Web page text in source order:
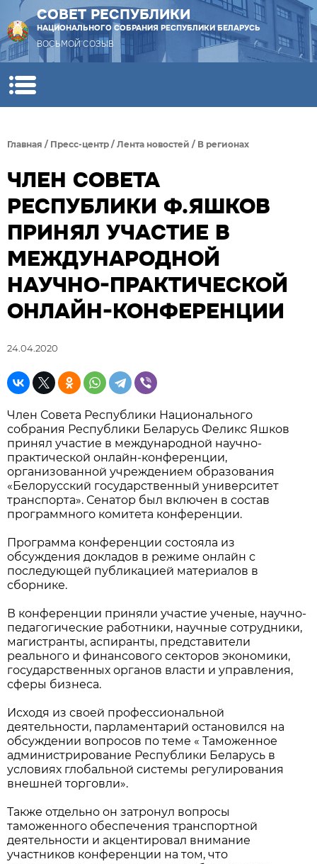
СОВЕТ РЕСПУБЛИКИ
НАЦИОНАЛЬНОГО СОБРАНИЯ РЕСПУБЛИКИ БЕЛАРУСЬ
ВОСЬМОЙ СОЗЫВ
Главная / Пресс-центр / Лента новостей / В регионах
ЧЛЕН СОВЕТА
РЕСПУБЛИКИ Ф.ЯШКОВ
ПРИНЯЛ УЧАСТИЕ В
МЕЖДУНАРОДНОЙ
НАУЧНО-ПРАКТИЧЕСКОЙ
ОНЛАЙН-КОНФЕРЕНЦИИ
24.04.2020
Член Совета Республики Национального
собрания Республики Беларусь Феликс Яшков
принял участие в международной научно-
практической онлайн-конференции,
организованной учреждением образования
«Белорусский государственный университет
транспорта». Сенатор был включен в состав
программного комитета конференции.
Программа конференции состояла из
обсуждения докладов в режиме онлайн с
последующей публикацией материалов в
сборнике.
В конференции приняли участие ученые, научно-
педагогические работники, научные сотрудники,
магистранты, аспиранты, представители
реального и финансового секторов экономики,
государственных органов власти и управления,
сферы бизнеса.
Исходя из своей профессиональной
деятельности, парламентарий остановился на
обсуждении вопросов по теме « Таможенное
администрирование Республики Беларусь в
условиях глобальной системы регулирования
внешней торговли».
Также отдельно он затронул вопросы
таможенного обеспечения транспортной
деятельности и акцентировал внимание
участников конференции на том, что